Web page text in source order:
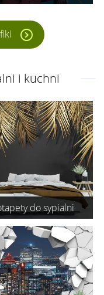
i kuchni
do sypialni